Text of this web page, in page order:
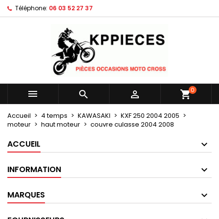
Téléphone: 06 03 52 27 37
   shopping_cart0
Accueil 4 temps KAWASAKI
KXF 250 2004 2005
moteur
haut moteur couvre culasse 2004 2008
ACCUEIL
INFORMATION
MARQUES
Mes listes d'envies ×
Créer une nouvelle liste
Créer une liste d'envies ×
Nom de la liste d'envies
Annuler Créer une liste d'envies
Connexion ×
Vous devez être connecté pour ajouter des produits
à votre liste d'envies.
Annuler Connexion